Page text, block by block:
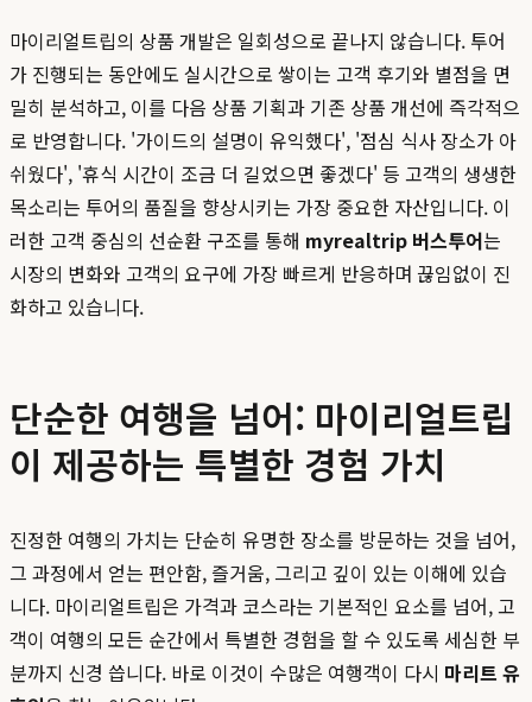
마이리얼트립의 상품 개발은 일회성으로 끝나지 않습니다. 투어
가 진행되는 동안에도 실시간으로 쌓이는 고객 후기와 별점을 면
밀히 분석하고, 이를 다음 상품 기획과 기존 상품 개선에 즉각적으
로 반영합니다. '가이드의 설명이 유익했다', '점심 식사 장소가 아
쉬웠다', '휴식 시간이 조금 더 길었으면 좋겠다' 등 고객의 생생한
목소리는 투어의 품질을 향상시키는 가장 중요한 자산입니다. 이
러한 고객 중심의 선순환 구조를 통해 myrealtrip 버스투어는
시장의 변화와 고객의 요구에 가장 빠르게 반응하며 끊임없이 진
화하고 있습니다.
단순한 여행을 넘어: 마이리얼트립
이 제공하는 특별한 경험 가치
진정한 여행의 가치는 단순히 유명한 장소를 방문하는 것을 넘어,
그 과정에서 얻는 편안함, 즐거움, 그리고 깊이 있는 이해에 있습
니다. 마이리얼트립은 가격과 코스라는 기본적인 요소를 넘어, 고
객이 여행의 모든 순간에서 특별한 경험을 할 수 있도록 세심한 부
분까지 신경 씁니다. 바로 이것이 수많은 여행객이 다시 마리트 유